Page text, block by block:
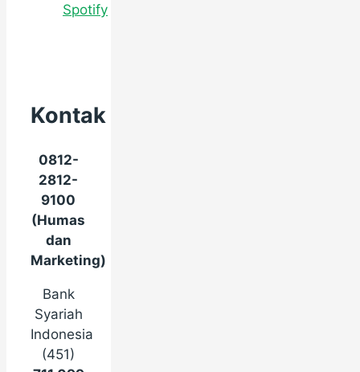
Spotify
Kontak
0812-
2812-
9100
(Humas
dan
Marketing)
Bank
Syariah
Indonesia
(451)